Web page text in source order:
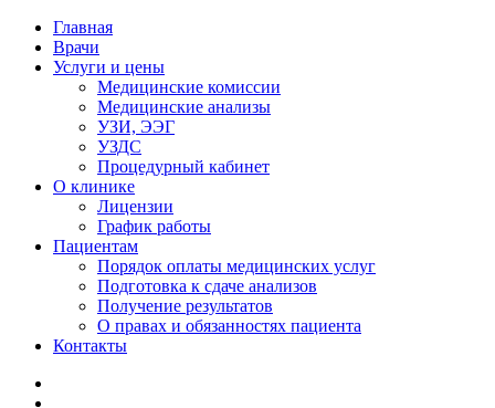
Главная
Врачи
Услуги и цены
Медицинские комиссии
Медицинские анализы
УЗИ, ЭЭГ
УЗДС
Процедурный кабинет
О клинике
Лицензии
График работы
Пациентам
Порядок оплаты медицинских услуг
Подготовка к сдаче анализов
Получение результатов
О правах и обязанностях пациента
Контакты